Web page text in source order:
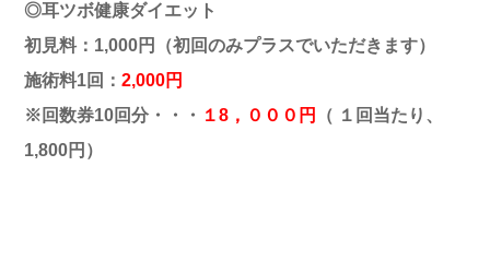
◎耳ツボ健康ダイエット
初見料：1,000円（初回のみプラスでいただきます）
施術料1回： 2,000円
※回数券10回分・・・ １8，０００円
（ １回当たり、
1,800円）